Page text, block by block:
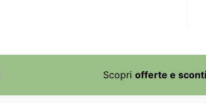
Scopri offerte e